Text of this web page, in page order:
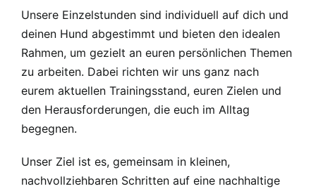
Unsere Einzelstunden sind individuell auf dich und
deinen Hund abgestimmt und bieten den idealen
Rahmen, um gezielt an euren persönlichen Themen
zu arbeiten. Dabei richten wir uns ganz nach
eurem aktuellen Trainingsstand, euren Zielen und
den Herausforderungen, die euch im Alltag
begegnen.
Unser Ziel ist es, gemeinsam in kleinen,
nachvollziehbaren Schritten auf eine nachhaltige